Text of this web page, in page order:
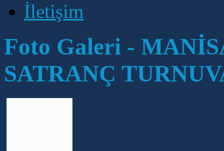
İletişim
Foto Galeri -
SATRANÇ